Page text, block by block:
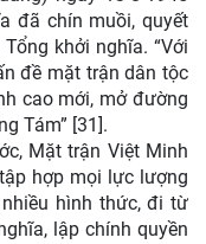
đã chín muồi, quyết
khởi nghĩa. “Với
đề mặt trận dân tộc
cao mới, mở đường
Tám” [31].
Mặt trận Việt Minh
hợp mọi lực lượng
hình thức, đi từ
lập chính quyền